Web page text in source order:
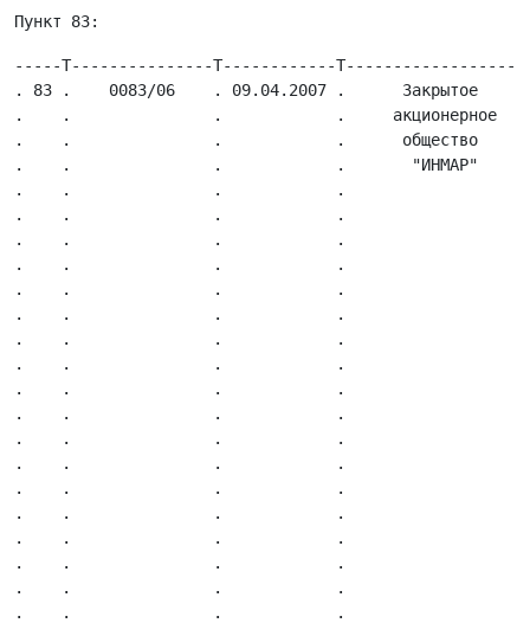
-----T---------------T------------
. 83 .    0083/06    . 09.04.2007 .      Закрытое
.    .               .            .     акционерное
.    .               .            .      общество
.    .               .            .       "ИНМАР"
.    .               .            .
.    .               .            .
.    .               .            .
.    .               .            .
.    .               .            .
.    .               .            .
.    .               .            .
.    .               .            .
.    .               .            .
.    .               .            .
.    .               .            .
.    .               .            .
.    .               .            .
.    .               .            .
.    .               .            .
.    .               .            .
.    .               .            .
.    .               .            .